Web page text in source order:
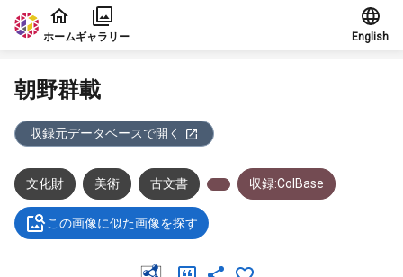
本文に飛ぶ
ホームギャラリー English
朝野群載
収録元データベースで開く
文化財 美術 古文書 収録:ColBase
この画像に似た画像を探す